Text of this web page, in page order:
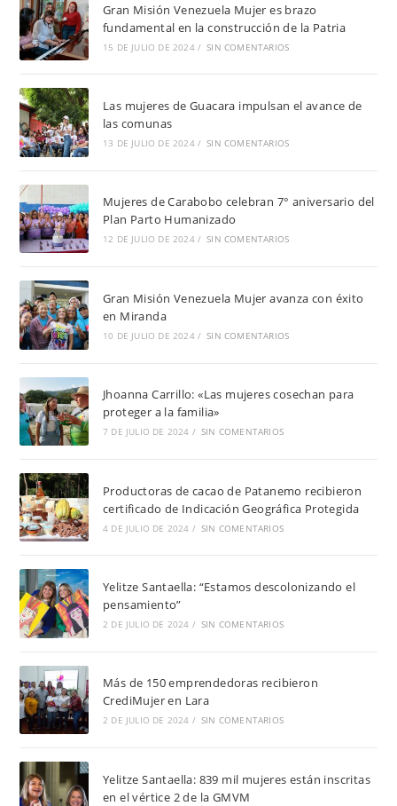
Gran Misión Venezuela Mujer es brazo
fundamental en la construcción de la Patria
15 DE JULIO DE 2024 / SIN COMENTARIOS
Las mujeres de Guacara impulsan el avance de
las comunas
13 DE JULIO DE 2024 / SIN COMENTARIOS
Mujeres de Carabobo celebran 7° aniversario del
Plan Parto Humanizado
12 DE JULIO DE 2024 / SIN COMENTARIOS
Gran Misión Venezuela Mujer avanza con éxito
en Miranda
10 DE JULIO DE 2024 / SIN COMENTARIOS
Jhoanna Carrillo: «Las mujeres cosechan para
proteger a la familia»
7 DE JULIO DE 2024 / SIN COMENTARIOS
Productoras de cacao de Patanemo recibieron
certificado de Indicación Geográfica Protegida
4 DE JULIO DE 2024 / SIN COMENTARIOS
Yelitze Santaella: “Estamos descolonizando el
pensamiento”
2 DE JULIO DE 2024 / SIN COMENTARIOS
Más de 150 emprendedoras recibieron
CrediMujer en Lara
2 DE JULIO DE 2024 / SIN COMENTARIOS
Yelitze Santaella: 839 mil mujeres están inscritas
en el vértice 2 de la GMVM